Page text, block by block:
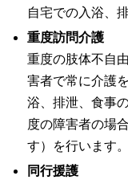
自宅での入浴、
重度訪問介護
重度の肢体不自
害者で常に介護
浴、排泄、食事
度の障害者の場
す）を行います。
同行援護